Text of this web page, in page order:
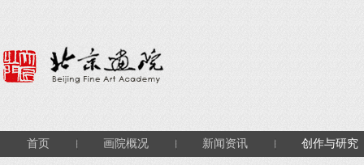
首页 画院概况 新闻资讯 创作与研究